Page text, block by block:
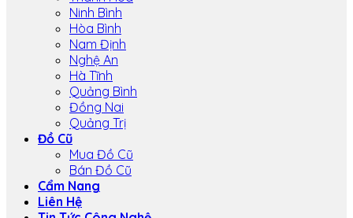
Ninh Bình
Hòa Bình
Nam Định
Nghệ An
Hà Tĩnh
Quảng Bình
Đồng Nai
Quảng Trị
Đồ Cũ
Mua Đồ Cũ
Bán Đồ Cũ
Cẩm Nang
Liên Hệ